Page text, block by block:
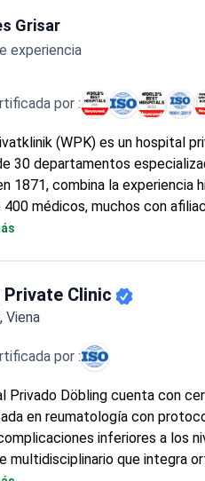
Grisar
experiencia
por :
(WPK) es un hospital
30 departamentos
1871, combina la experiencia
400 médicos, muchos con
multidisciplinario para
Private Clinic
Viena
por :
Privado Döbling cuenta con
en reumatología con
inferiores a los
multidisciplinario que integra